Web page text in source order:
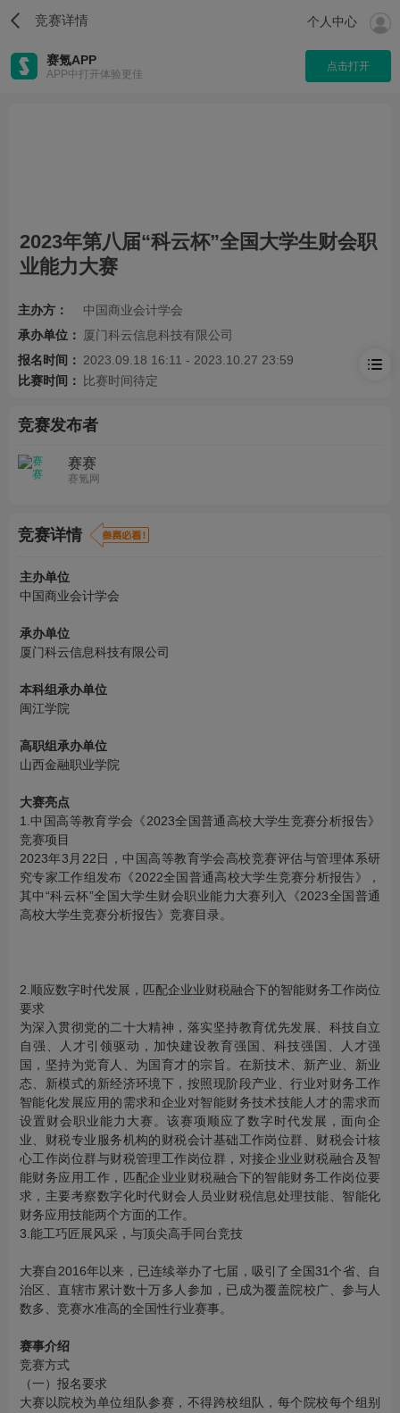
竞赛详情 个人中心
赛氪APP
APP中打开体验更佳
点击打开
2023年第八届“科云杯”全国大学生财会职
业能力大赛
主办方：
中国商业会计学会
承办单位：
厦门科云信息科技有限公司
报名时间： 2023.09.18 16:11 - 2023.10.27 23:59
比赛时间：
比赛时间待定
竞赛发布者
赛赛
赛氪网
竞赛详情
主办单位
中国商业会计学会
承办单位
厦门科云信息科技有限公司
本科组承办单位
闽江学院
高职组承办单位
山西金融职业学院
大赛亮点
1.中国高等教育学会《2023全国普通高校大学生竞赛分析报告》
竞赛项目
2023年3月22日，中国高等教育学会高校竞赛评估与管理体系研
究专家工作组发布《2022全国普通高校大学生竞赛分析报告》，
其中“科云杯”全国大学生财会职业能力大赛列入《2023全国普通
高校大学生竞赛分析报告》竞赛目录。
2.顺应数字时代发展，匹配企业业财税融合下的智能财务工作岗位
要求
为深入贯彻党的二十大精神，落实坚持教育优先发展、科技自立
自强、人才引领驱动，加快建设教育强国、科技强国、人才强
国，坚持为党育人、为国育才的宗旨。在新技术、新产业、新业
态、新模式的新经济环境下，按照现阶段产业、行业对财务工作
智能化发展应用的需求和企业对智能财务技术技能人才的需求而
设置财会职业能力大赛。该赛项顺应了数字时代发展，面向企
业、财税专业服务机构的财税会计基础工作岗位群、财税会计核
心工作岗位群与财税管理工作岗位群，对接企业业财税融合及智
能财务应用工作，匹配企业业财税融合下的智能财务工作岗位要
求，主要考察数字化时代财会人员业财税信息处理技能、智能化
财务应用技能两个方面的工作。
3.能工巧匠展风采，与顶尖高手同台竞技
大赛自2016年以来，已连续举办了七届，吸引了全国31个省、自
治区、直辖市累计数十万多人参加，已成为覆盖院校广、参与人
数多、竞赛水准高的全国性行业赛事。
赛事介绍
竞赛方式
（一）报名要求
大赛以院校为单位组队参赛，不得跨校组队，每个院校每个组别